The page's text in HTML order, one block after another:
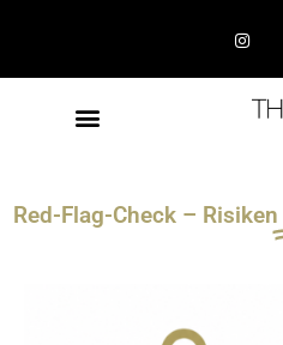
Red-Flag-Check – Risiken